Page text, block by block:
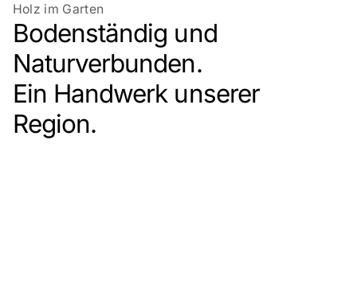
Holz im Garten
Bodenständig und
Naturverbunden.
Ein Handwerk unserer
Region.